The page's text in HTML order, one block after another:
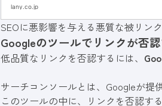
方をご紹介します。
lany.co.jp
SEOに悪影響を与える悪質な被リン
Googleのツールでリンクが否
低品質なリンクを否認するには、
サーチコンソールとは、Googleが提
このツールの中に、リンクを否認す